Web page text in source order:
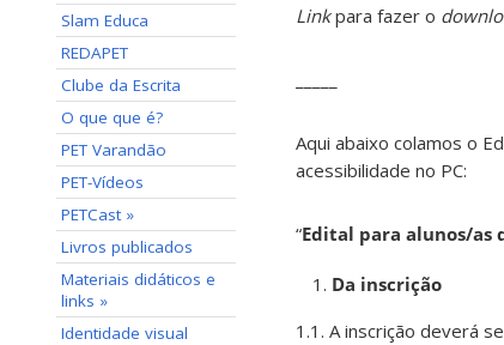
Slam Educa
REDAPET
Clube da Escrita
O que que é?
PET Varandão
PET-Vídeos
PETCast »
Livros publicados
Materiais didáticos e
links »
Identidade visual
Linkpara fazer o
Aqui abaixo colamos o
acessibilidade no PC:
“Edital para alunos/as
Da inscrição
1.1. A inscrição deverá